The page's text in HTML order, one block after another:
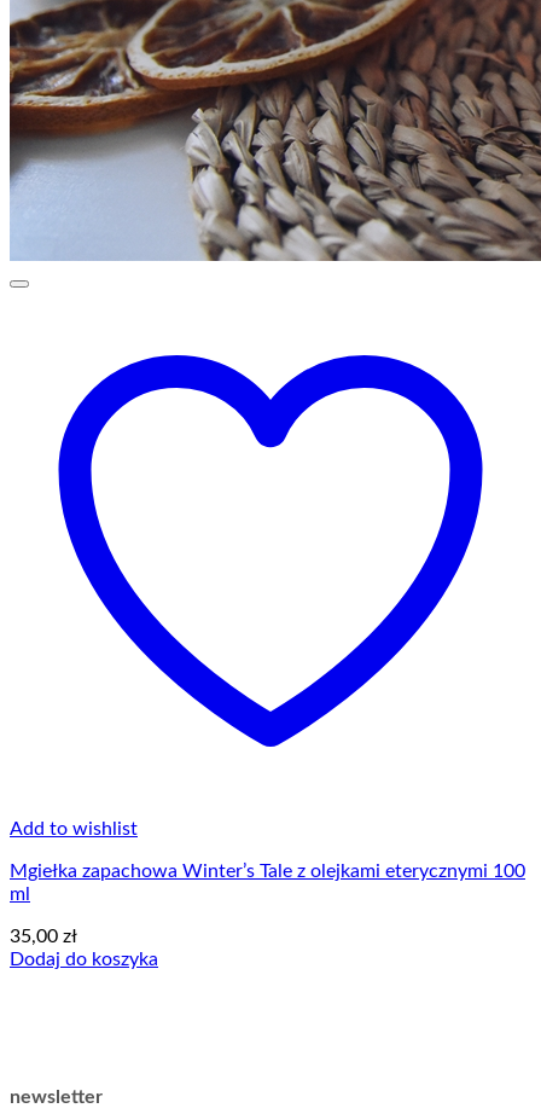
Add to wishlist
Mgiełka zapachowa Winter’s Tale z olejkami eterycznymi 100
ml
35,00 zł
Dodaj do koszyka
newsletter